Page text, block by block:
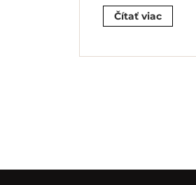
Čítať viac